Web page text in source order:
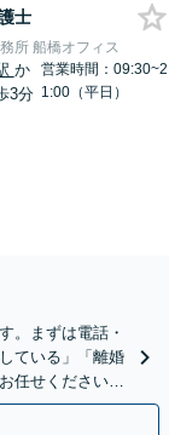
士
所 船橋オフィス
か
3分
営業時間：09:30~2
1:00（平日）
。まずは電話・
ている」「離婚
任せください。